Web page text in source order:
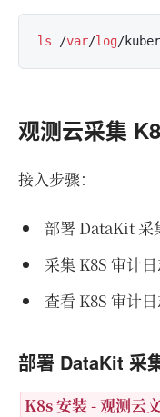
ls /var/log
观测云采集
接入步骤：
部署 DataKit 采
采集 K8S 审计
查看 K8S 审计
部署 DataKit 采
K8s 安装 - 观测云